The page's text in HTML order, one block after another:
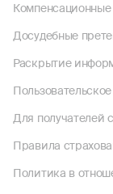
Досудебные
Раскрытие
Для получателей
Правила
Политика в